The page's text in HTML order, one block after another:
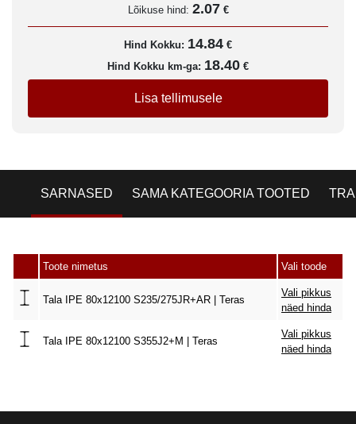
Lõikuse hind: 2.07 €
Hind Kokku: 14.84 €
Hind Kokku km-ga: 18.40 €
Lisa tellimusele
SARNASED SAMA KATEGOORIA TOOTED
Toote nimetus Vali toode
Tala IPE 80x12100 S235/275JR+AR | Teras
Vali pikkus
näed hinda
Tala IPE 80x12100 S355J2+M | Teras
Vali pikkus
näed hinda